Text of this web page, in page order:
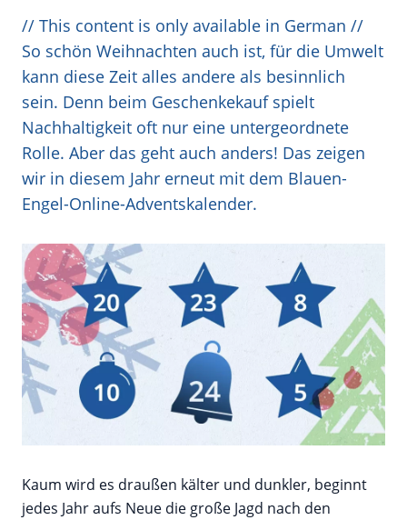
// This content is only available in German //
So schön Weihnachten auch ist, für die Umwelt
kann diese Zeit alles andere als besinnlich
sein. Denn beim Geschenkekauf spielt
Nachhaltigkeit oft nur eine untergeordnete
Rolle. Aber das geht auch anders! Das zeigen
wir in diesem Jahr erneut mit dem Blauen-
Engel-Online-Adventskalender.
Kaum wird es draußen kälter und dunkler, beginnt
jedes Jahr aufs Neue die große Jagd nach den